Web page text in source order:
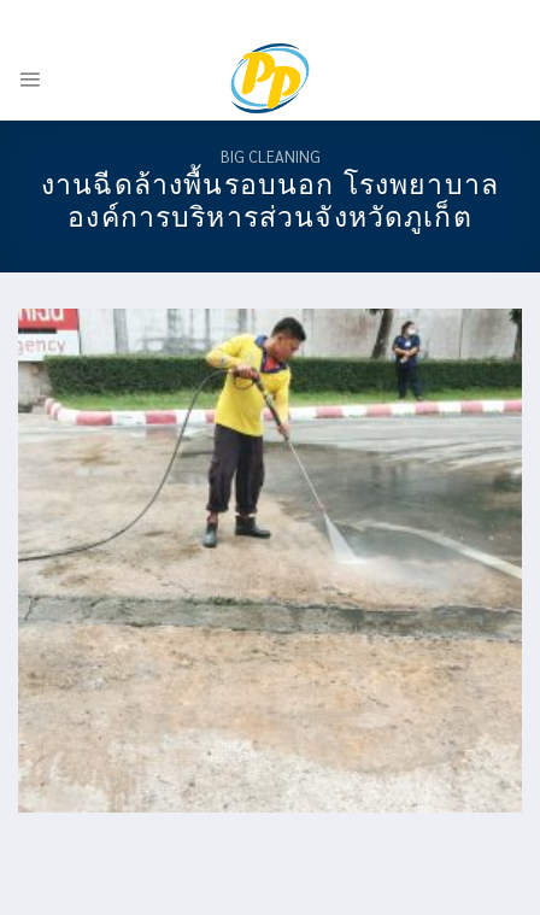
BIG CLEANING
งานฉีดล้างพื้นรอบนอก โรงพยาบาล
องค์การบริหารส่วนจังหวัดภูเก็ต